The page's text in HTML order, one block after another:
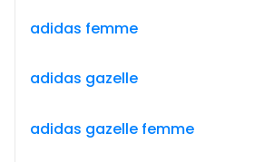
adidas femme
adidas gazelle
adidas gazelle femme